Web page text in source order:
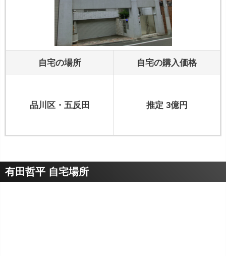
自宅の場所 自宅の購入価格
品川区・五反田 推定 3億円
有田哲平 自宅場所